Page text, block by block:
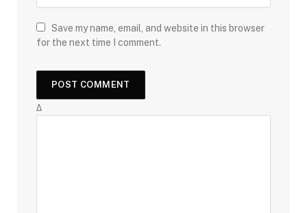
Save my name, email, and website in this browser
for the next time I comment.
Δ